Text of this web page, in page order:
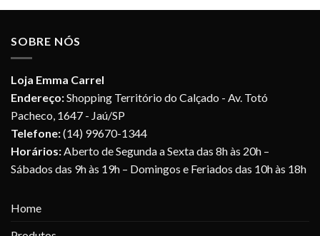
SOBRE NÓS
Loja Emma Carrel
Endereço:Shopping Território do Calçado - Av. Totó
Pacheco, 1647 - Jaú/SP
Telefone:(14) 99670-1344
Horários:Aberto de Segunda a Sexta das 8h às 20h –
Sábados das 9h às 19h – Domingos e Feriados das 10h às 18h
Home